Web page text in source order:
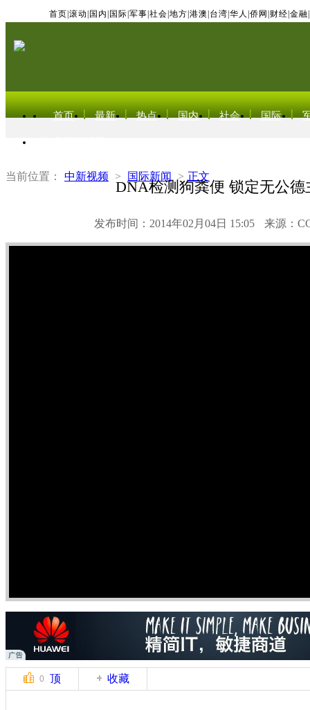
首页 滚动 国内 国际 军事 社会 地方 港澳 台湾 华人 侨网 财经 金融
首页 最新 热点 国内 社会 国际
当前位置： 中新视频 > 国际新闻 > 正文
DNA检测狗粪便 锁定无公德
发布时间：2014年02月04日 15:05 来源：
0 顶 收藏